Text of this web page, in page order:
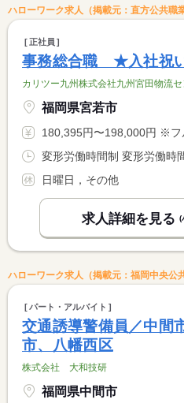
ハローワーク求人（掲載元：直方公共職
正社員
事務総合職 ★入社祝
カリツー九州株式会社九州宮田物流セ
福岡県宮若市
180,395円〜198,000円 ※フルタイム求人の場合は月額（換算
日曜日，その他
求人詳細を見る (
ハローワーク求人（掲載元：福岡中央公
パート・アルバイト
交通誘導警備員／中間
市、八幡西区
株式会社 大和技研
福岡県中間市